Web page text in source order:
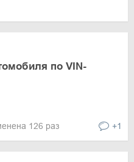
по VIN-
126 раз +1